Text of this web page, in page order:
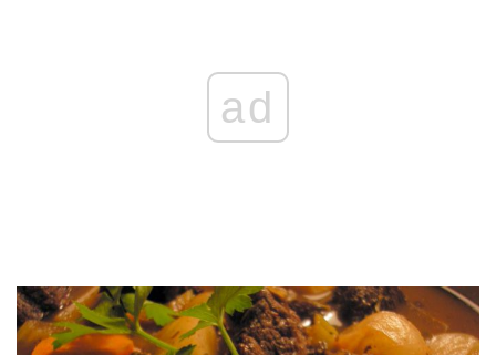
ad